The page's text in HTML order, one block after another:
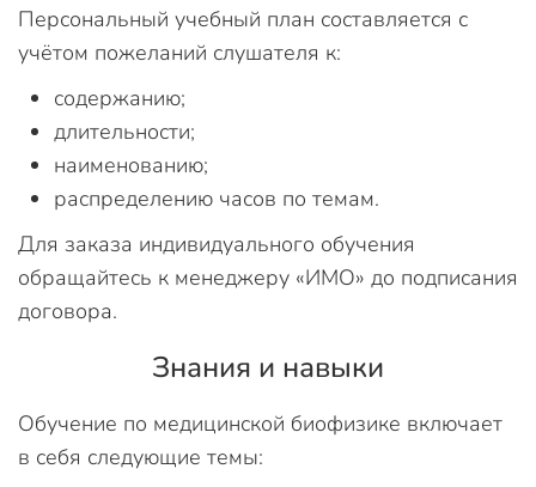
Персональный учебный план составляется с
учётом пожеланий слушателя к:
содержанию;
длительности;
наименованию;
распределению часов по темам.
Для заказа индивидуального обучения
обращайтесь к менеджеру «ИМО» до подписания
договора.
Знания и навыки
Обучение по медицинской биофизике включает
в себя следующие темы: